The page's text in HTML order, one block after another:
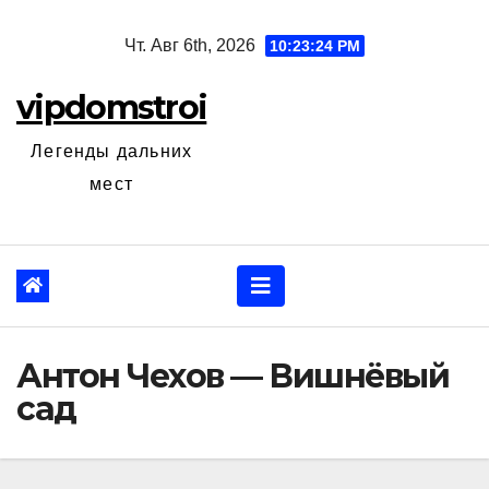
Чт. Авг 6th, 2026 10:23:25 PM
vipdomstroi
Легенды дальних
мест
Антон Чехов — Вишнёвый
сад